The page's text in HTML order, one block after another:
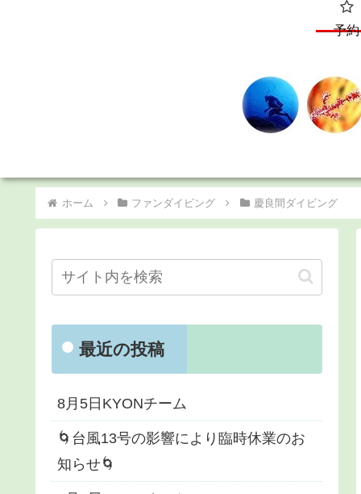
予約
ホーム ファンダイビング 慶良間ダイビング
最近の投稿
8月5日KYONチーム
🌀台風13号の影響により臨時休業のお
知らせ🌀